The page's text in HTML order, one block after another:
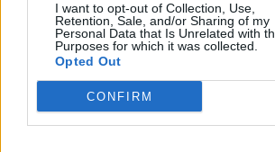
I want to opt-out of Collection, Use,
Retention, Sale, and/or Sharing of my
Personal Data that Is Unrelated with
Purposes for which it was collected.
Opted Out
CONFIRM